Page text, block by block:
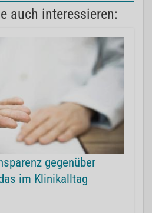
auch interessieren:
gegenüber
im Klinikalltag